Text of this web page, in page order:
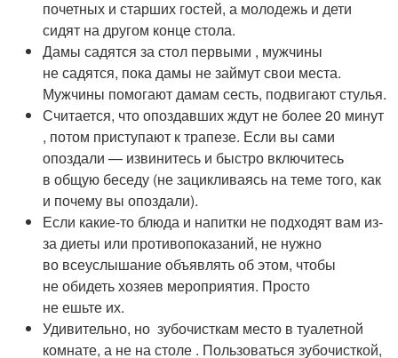
почетных и старших гостей, а молодежь и дети
сидят на другом конце стола.
Дамы садятся за стол первыми , мужчины
не садятся, пока дамы не займут свои места.
Мужчины помогают дамам сесть, подвигают стулья.
Считается, что опоздавших ждут не более 20 минут
, потом приступают к трапезе. Если вы сами
опоздали — извинитесь и быстро включитесь
в общую беседу (не зацикливаясь на теме того, как
и почему вы опоздали).
Если какие-то блюда и напитки не подходят вам из-
за диеты или противопоказаний, не нужно
во всеуслышание объявлять об этом, чтобы
не обидеть хозяев мероприятия. Просто
не ешьте их.
Удивительно, но зубочисткам место в туалетной
комнате, а не на столе . Пользоваться зубочисткой,